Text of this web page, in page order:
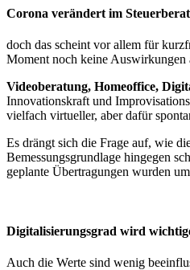
Corona verändert im
doch das scheint vor allem für
Moment noch keine Auswirkungen
Videoberatung, Homeoffice,
Innovationskraft und
vielfach virtueller, aber dafür
Es drängt sich die Frage auf, wie
Bemessungsgrundlage hingegen
geplante Übertragungen wurden
Digitalisierungsgrad wird
Auch die Werte sind wenig